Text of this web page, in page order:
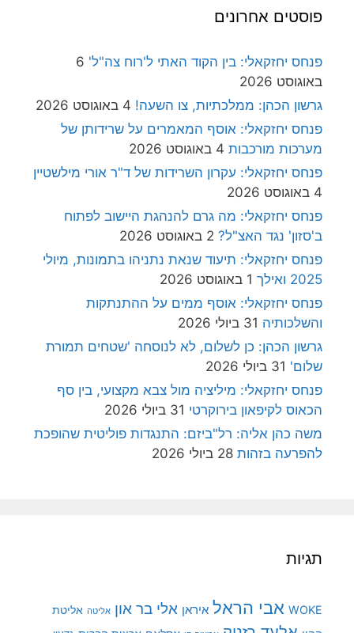
פוסטים אחרונים
פנחס יחזקאלי: בין הקוד האתי ל'רוח צה"ל' 6
באוגוסט 2026
גרשון הכהן: ממלכתיות, צו השעה! 4 באוגוסט 2026
פנחס יחזקאלי: אוסף המאמרים על שרידותן של
מערכות מורכבות 4 באוגוסט 2026
פנחס יחזקאלי: עקרון השרידות של ד"ר אורי מילשטיין
4 באוגוסט 2026
פנחס יחזקאלי: מה גרם להנהגת היישוב לפתוח
ב'סזון' נגד האצ"ל? 2 באוגוסט 2026
פנחס יחזקאלי: תיעוד שנאת נתניהו בתמונות, מיולי
2025 ואילך
1 באוגוסט 2026
פנחס יחזקאלי: אוסף ממים על ההתנתקות
והשלכותיה 31 ביולי 2026
גרשון הכהן: כן לשלום, לא לנוסחה 'שטחים תמורת
שלום' 31 ביולי 2026
פנחס יחזקאלי: מיליציה מול צבא מקצועי, בין סף
הכאוס לקיפאון בירוקרטי 31 ביולי 2026
משה כהן אליה: רל"ביזם: התנגדות פוליטית שהופכת
להפרעה בזהות 28 ביולי 2026
תגיות
WOKE אבי הראל איראן אלי בר און אליטה אליטת